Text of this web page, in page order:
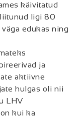
käivitatud
liitunud ligi 80
edukas ning
ja
aktiivne
hulgas oli nii
LHV
kui ka